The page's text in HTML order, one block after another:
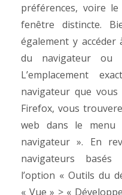
préférences, voire
fenêtre distincte.
également y
du navigateur ou
L’emplacement
navigateur que vous
Firefox, vous
web dans le
navigateur ». En
navigateurs
l’option « Outils du
« Vue » > «